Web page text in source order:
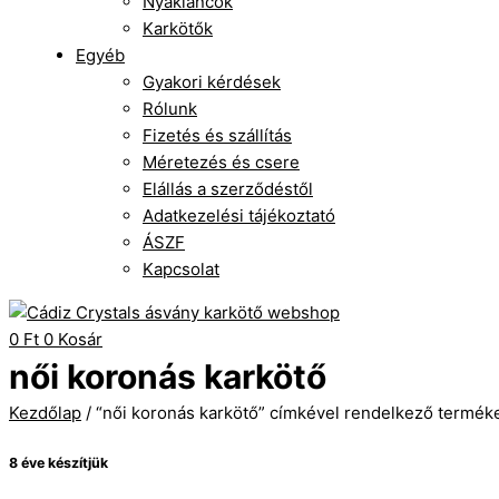
Karkötők
Egyéb
Gyakori kérdések
Rólunk
Fizetés és szállítás
Méretezés és csere
Elállás a szerződéstől
Adatkezelési tájékoztató
ÁSZF
Kapcsolat
0 Ft 0 Kosár
női koronás karkötő
Kezdőlap / “női koronás karkötő” címkével rendelkező
8 éve készítjük